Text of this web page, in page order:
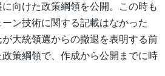
向けた政策綱領を公開。この時も
ン技術に関する記載はなかった
大統領選からの撤退を表明する前
策綱領で、作成から公開までに時